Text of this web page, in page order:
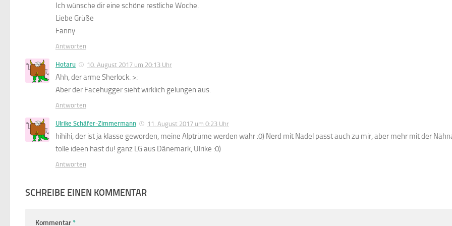
Ich wünsche dir eine schöne restliche Woche.
Liebe Grüße
Fanny
Antworten
Hotaru 10. August 2017 um 20:13 Uhr
Ahh, der arme Sherlock. >:
Aber der Facehugger sieht wirklich gelungen aus.
Antworten
Ulrike Schäfer-Zimmermann 11. August 2017 um 0:23 Uhr
hihihi, der ist ja klasse geworden, meine Alptrüme werden wahr :0) Nerd mit Nadel passt auch zu mir, aber mehr mit der
tolle ideen hast du! ganz LG aus Dänemark, Ulrike :0)
Antworten
SCHREIBE EINEN KOMMENTAR
Kommentar*